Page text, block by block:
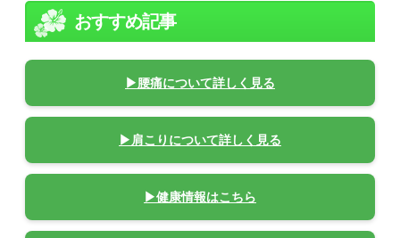
おすすめ記事
▶腰痛について詳しく見る
▶肩こりについて詳しく見る
▶健康情報はこちら